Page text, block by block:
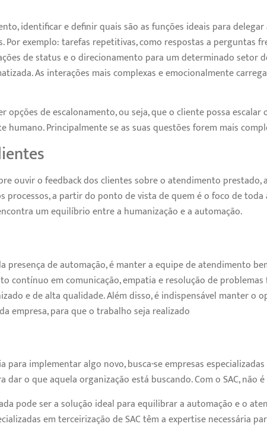
identificar e definir quais são as funções ideais para
Por exemplo: tarefas repetitivas, como respostas a perguntas
de status e o direcionamento para um determinado setor
As interações mais complexas e emocionalmente
opções de escalonamento, ou seja, que o cliente possa
Principalmente se as suas questões forem mais
ouvir o feedback dos clientes sobre o atendimento prestado,
a partir do ponto de vista de quem é o foco de toda
um equilíbrio entre a humanização e a automação.
presença de automação, é manter a equipe de atendimento
contínuo em comunicação, empatia e resolução de
e de alta qualidade. Além disso, é indispensável manter o
empresa, para que o trabalho seja realizado
para implementar algo novo, busca-se empresas
o que aquela organização está buscando. Com o SAC, não
pode ser a solução ideal para equilibrar a automação e o
em terceirização de SAC têm a expertise necessária